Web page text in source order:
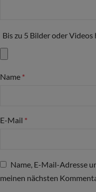
Bis zu 5 Bilder oder Videos
Name *
E-Mail *
Name, E-Mail-Adresse
meinen nächsten